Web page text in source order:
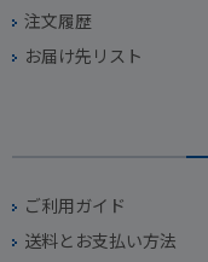
注文履歴
お届け先リスト
ご利用ガイド
送料とお支払い方法